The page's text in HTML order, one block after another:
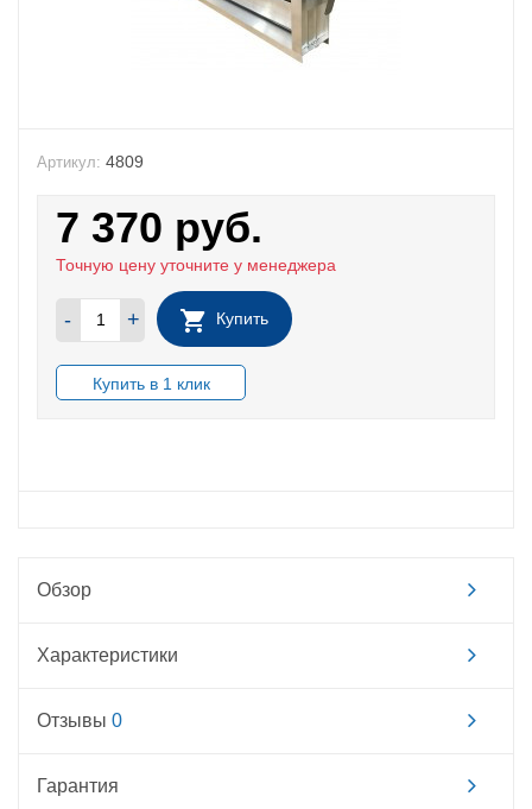
Артикул: 4809
7 370 руб.
Точную цену уточните у менеджера
- + Купить
Обзор
Характеристики
Отзывы 0
Гарантия